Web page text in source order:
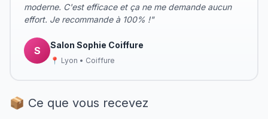
moderne. C'est efficace et ça ne me demande aucun
effort. Je recommande à 100% !"
S Salon Sophie Coiffure
📍 Lyon • Coiffure
📦 Ce que vous recevez